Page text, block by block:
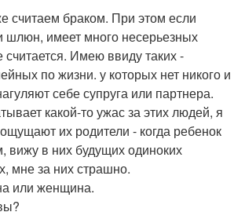
считаем браком. При этом если
шлюн, имеет много несерьезных
считается. Имею ввиду таких -
по жизни. у которых нет никого и
себе супруга или партнера.
какой-то ужас за этих людей, я
их родители - когда ребенок
вижу в них будущих одиноких
мне за них страшно.
или женщина.